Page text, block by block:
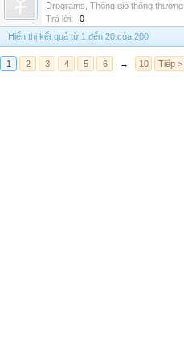
Drograms Thông gió thông thường
Trả lời:
0
Hiển thị kết quả từ 1 đến 20 của 200
1 2 3 4 5 6 → 10 Tiếp >